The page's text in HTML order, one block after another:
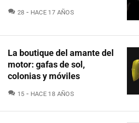
28 COMENTARIOS
HACE 17 AÑOS
La boutique del amante del
motor: gafas de sol,
colonias y móviles
15 COMENTARIOS
HACE 18 AÑOS